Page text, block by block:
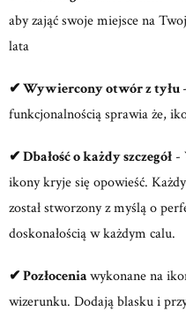
aby zająć swoje miejsce na
lata
✔Wywiercony otwór z tyłu
funkcjonalnością sprawia że,
✔Dbałość o każdy szczegół-
ikony kryje się opowieść.
został stworzony z myślą o
doskonałością w każdym calu.
✔Pozłoceniawykonane na
wizerunku. Dodają blasku i